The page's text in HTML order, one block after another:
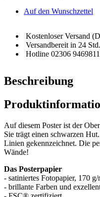
Auf den Wunschzettel
Kostenloser Versand
Versandbereit in 24 Std.
Hotline 02306
Beschreibung
Auf diesem Poster ist der
Sie trägt einen schwarzen
Linien gekennzeichnet. Die
Wände!
Das Posterpapier
- satiniertes Fotopapier, 170 g/
- brillante Farben und